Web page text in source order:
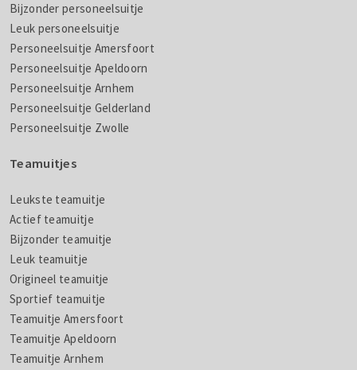
Bijzonder personeelsuitje
Leuk personeelsuitje
Personeelsuitje Amersfoort
Personeelsuitje Apeldoorn
Personeelsuitje Arnhem
Personeelsuitje Gelderland
Personeelsuitje Zwolle
Teamuitjes
Leukste teamuitje
Actief teamuitje
Bijzonder teamuitje
Leuk teamuitje
Origineel teamuitje
Sportief teamuitje
Teamuitje Amersfoort
Teamuitje Apeldoorn
Teamuitje Arnhem